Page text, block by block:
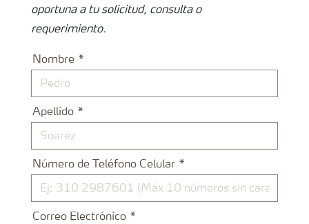
oportuna a tu solicitud, consulta o
requerimiento.
Nombre
Apellido
Número de Teléfono Celular
Correo Electrónico